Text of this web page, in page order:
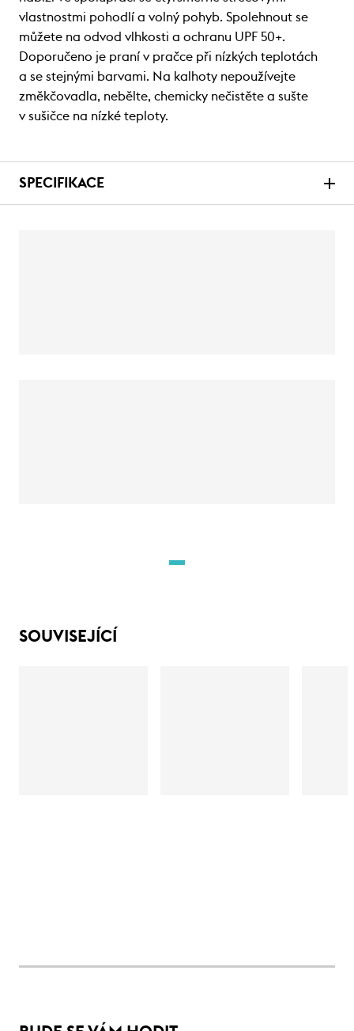
vlastnostmi pohodlí a volný pohyb. Spolehnout se
můžete na odvod vlhkosti a ochranu UPF 50+.
Doporučeno je praní v pračce při nízkých teplotách
a se stejnými barvami. Na kalhoty nepoužívejte
změkčovadla, nebělte, chemicky nečistěte a sušte
v sušičce na nízké teploty.
SPECIFIKACE
SOUVISEJÍCÍ